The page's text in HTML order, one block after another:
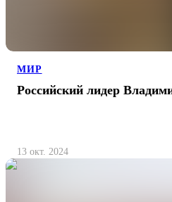
МИР
Российский лидер
13 окт. 2024